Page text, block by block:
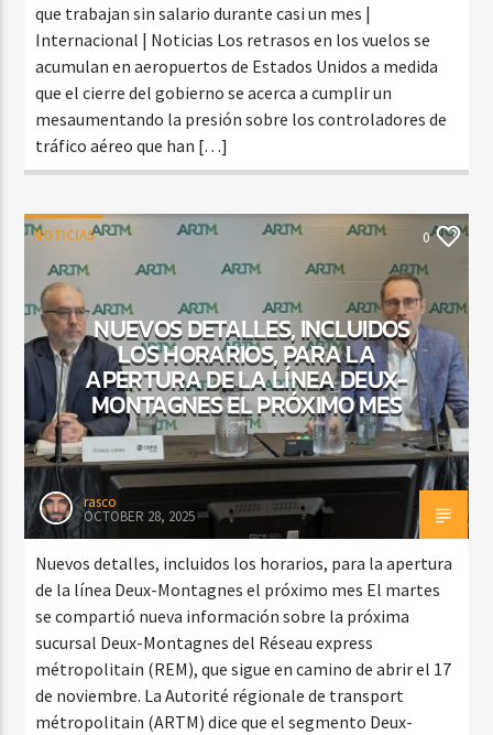
que trabajan sin salario durante casi un mes |
Internacional | Noticias Los retrasos en los vuelos se
acumulan en aeropuertos de Estados Unidos a medida
que el cierre del gobierno se acerca a cumplir un
mesaumentando la presión sobre los controladores de
tráfico aéreo que han […]
NOTICIAS 0
NUEVOS DETALLES, INCLUIDOS
LOS HORARIOS, PARA LA
APERTURA DE LA LÍNEA DEUX-
MONTAGNES EL PRÓXIMO MES
rasco
OCTOBER 28, 2025
Nuevos detalles, incluidos los horarios, para la apertura
de la línea Deux-Montagnes el próximo mes El martes
se compartió nueva información sobre la próxima
sucursal Deux-Montagnes del Réseau express
métropolitain (REM), que sigue en camino de abrir el 17
de noviembre. La Autorité régionale de transport
métropolitain (ARTM) dice que el segmento Deux-